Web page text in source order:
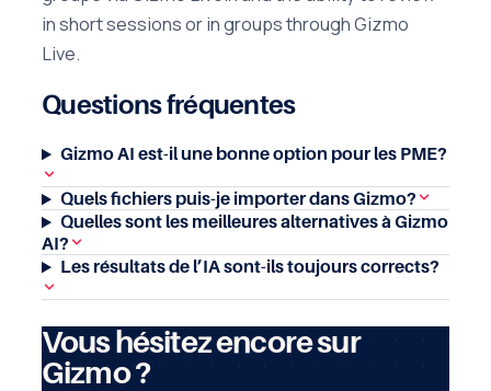
in short sessions or in groups through Gizmo
Live.
Questions fréquentes
Gizmo AI est-il une bonne option pour les PME?
Quels fichiers puis-je importer dans Gizmo?
Quelles sont les meilleures alternatives à Gizmo
AI?
Les résultats de l’IA sont-ils toujours corrects?
Vous hésitez encore sur
Gizmo ?